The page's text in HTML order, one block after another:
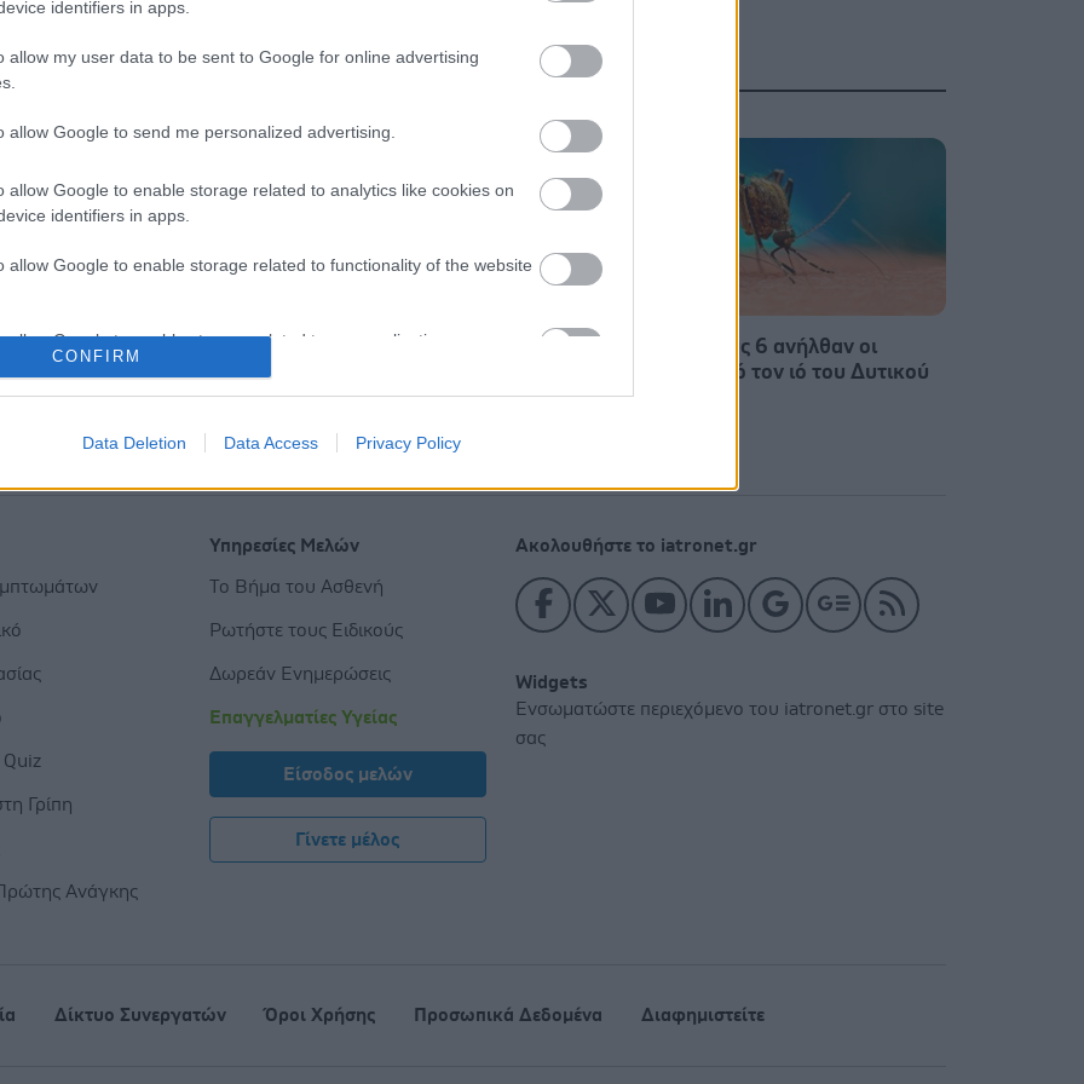
identifiers in apps.
allow my user data to be sent to Google for online advertising
allow Google to send me personalized advertising.
allow Google to enable storage related to analytics like cookies on
identifiers in apps.
allow Google to enable storage related to functionality of the website
allow Google to enable storage related to personalization.
allow Google to enable storage related to security, including
CONFIRM
Data Deletion Data Access Privacy Policy
η ψυχική υγεία τη
ασθενοφόρων του ΕΚΑΒ και τα
ΕΟΔΥ: Στους 6 ανήλθαν οι
θάνατοι από τον ιό του Δυτικού
Νείλου
Ακολουθήστε το iatronet.gr
Widgets
Ενσωματώστε περιεχόμενο του iatronet.gr στο site
σας
Quiz
Γρίπη
Ανάγκης
Υπηρεσίες Μελών
Το Βήμα του Ασθενή
Ρωτήστε τους Ειδικούς
Δωρεάν Ενημερώσεις
Επαγγελματίες Υγείας
Είσοδος μελών
Γίνετε μέλος
Δίκτυο Συνεργατών Όροι Χρήσης Προσωπικά Δεδομένα Διαφημιστείτε